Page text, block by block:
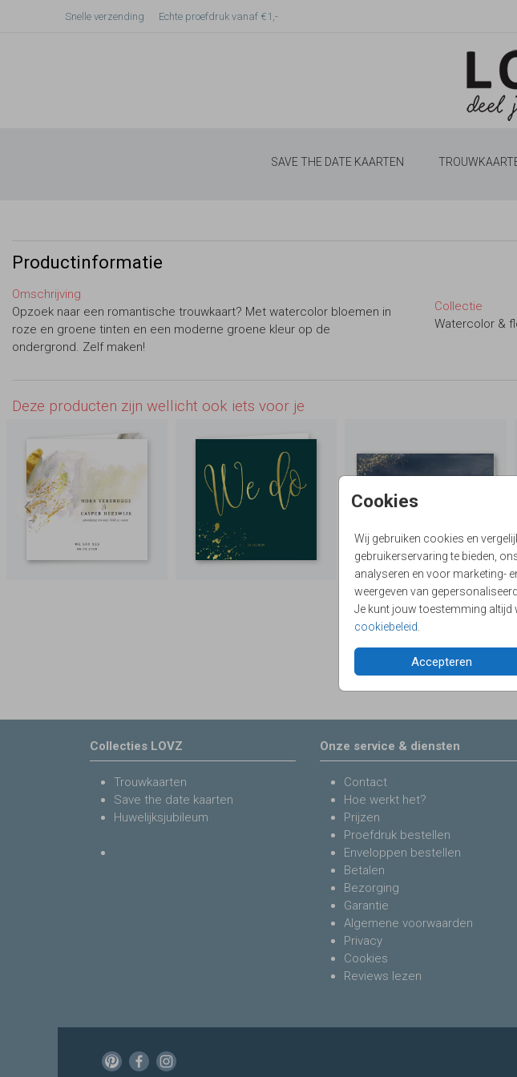
Snelle verzending Echte proefdruk vanaf €1,-
SAVE THE DATE KAARTEN
Cookies
Wij gebruiken cookies en
gebruikerservaring te bieden,
analyseren en voor marketing-
weergeven van
Je kunt jouw toestemming altijd
cookiebeleid
Accepteren
Productinformatie
Omschrijving
Opzoek naar een romantische trouwkaart? Met watercolor bloemen in
roze en groene tinten en een moderne groene kleur op de
ondergrond. Zelf maken!
Collectie
Watercolor &
Deze producten zijn wellicht ook iets voor je
Collecties LOVZ
Trouwkaarten
Save the date kaarten
Huwelijksjubileum
Onze service & diensten
Contact
Hoe werkt het?
Prijzen
Proefdruk bestellen
Enveloppen bestellen
Betalen
Bezorging
Garantie
Algemene voorwaarden
Privacy
Cookies
Reviews lezen